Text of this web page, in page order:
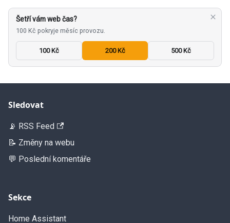
Šetří vám web čas?
100 Kč pokryje měsíc provozu.
100 Kč 200 Kč 500 Kč
Sledovat
📡 RSS Feed
📝 Změny na webu
💬 Poslední komentáře
Sekce
Home Assistant